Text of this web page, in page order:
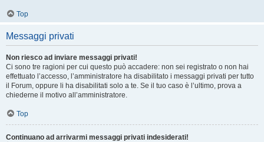
Top
Messaggi privati
Non riesco ad inviare messaggi privati!
Ci sono tre ragioni per cui questo può accadere: non sei registrato o non hai
effettuato l’accesso, l’amministratore ha disabilitato i messaggi privati per tutto
il Forum, oppure li ha disabilitati solo a te. Se il tuo caso è l’ultimo, prova a
chiederne il motivo all’amministratore.
Top
Continuano ad arrivarmi messaggi privati indesiderati!